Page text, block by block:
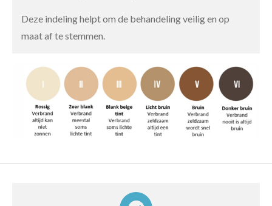
Deze indeling helpt om de behandeling veilig en op
maat af te stemmen.